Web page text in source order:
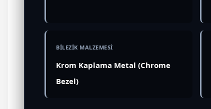
BİLEZİK MALZEMESİ
Krom Kaplama Metal (Chrome
Bezel)